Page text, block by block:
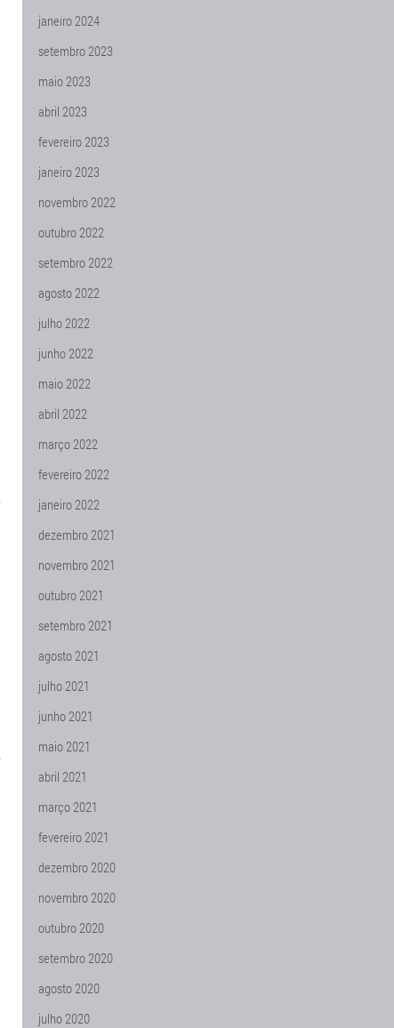
janeiro 2024
setembro 2023
maio 2023
abril 2023
fevereiro 2023
janeiro 2023
novembro 2022
outubro 2022
setembro 2022
agosto 2022
julho 2022
junho 2022
maio 2022
abril 2022
março 2022
fevereiro 2022
janeiro 2022
dezembro 2021
novembro 2021
outubro 2021
setembro 2021
agosto 2021
julho 2021
junho 2021
maio 2021
abril 2021
março 2021
fevereiro 2021
dezembro 2020
novembro 2020
outubro 2020
setembro 2020
agosto 2020
julho 2020